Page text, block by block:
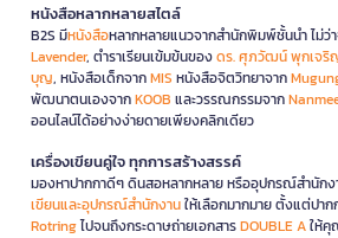
หนังสือหลากหลายสไตล์
B2S มีหนังสือหลากหลายแนวจากสำนักพิมพ์ชั้นนำ ไม่ว่
Lavender, ตำราเรียนเข้มข้นของดร. ศุภวัฒน์ พุกเจริ
บุญ, หนังสือเด็กจากMIS หนังสือจิตวิทยาจาก
พัฒนาตนเองจากKOOB และวรรณกรรมจาก
ออนไลน์ได้อย่างง่ายดายเพียงคลิกเดียว
เครื่องเขียนคู่ใจ ทุกการสร้างสรรค์
มองหาปากกาดีๆ ดินสอหลากหลาย หรืออุปกรณ์สำนักง
เขียนและอุปกรณ์สำนักงานให้เลือกมากมาย ตั้งแต่ปา
Rotringไปจนถึงกระดาษถ่ายเอกสารDOUBLE Aให้คุ